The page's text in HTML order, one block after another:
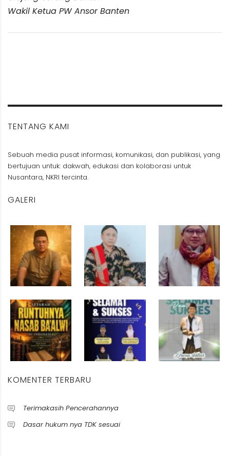
Wakil Ketua PW Ansor Banten
TENTANG KAMI
Sebuah media pusat informasi, komunikasi, dan publikasi, yang
bertujuan untuk: dakwah, edukasi dan kolaborasi untuk
Nusantara, NKRI tercinta.
GALERI
KOMENTER TERBARU
Terimakasih Pencerahannya
Dasar hukum nya TDK sesuai